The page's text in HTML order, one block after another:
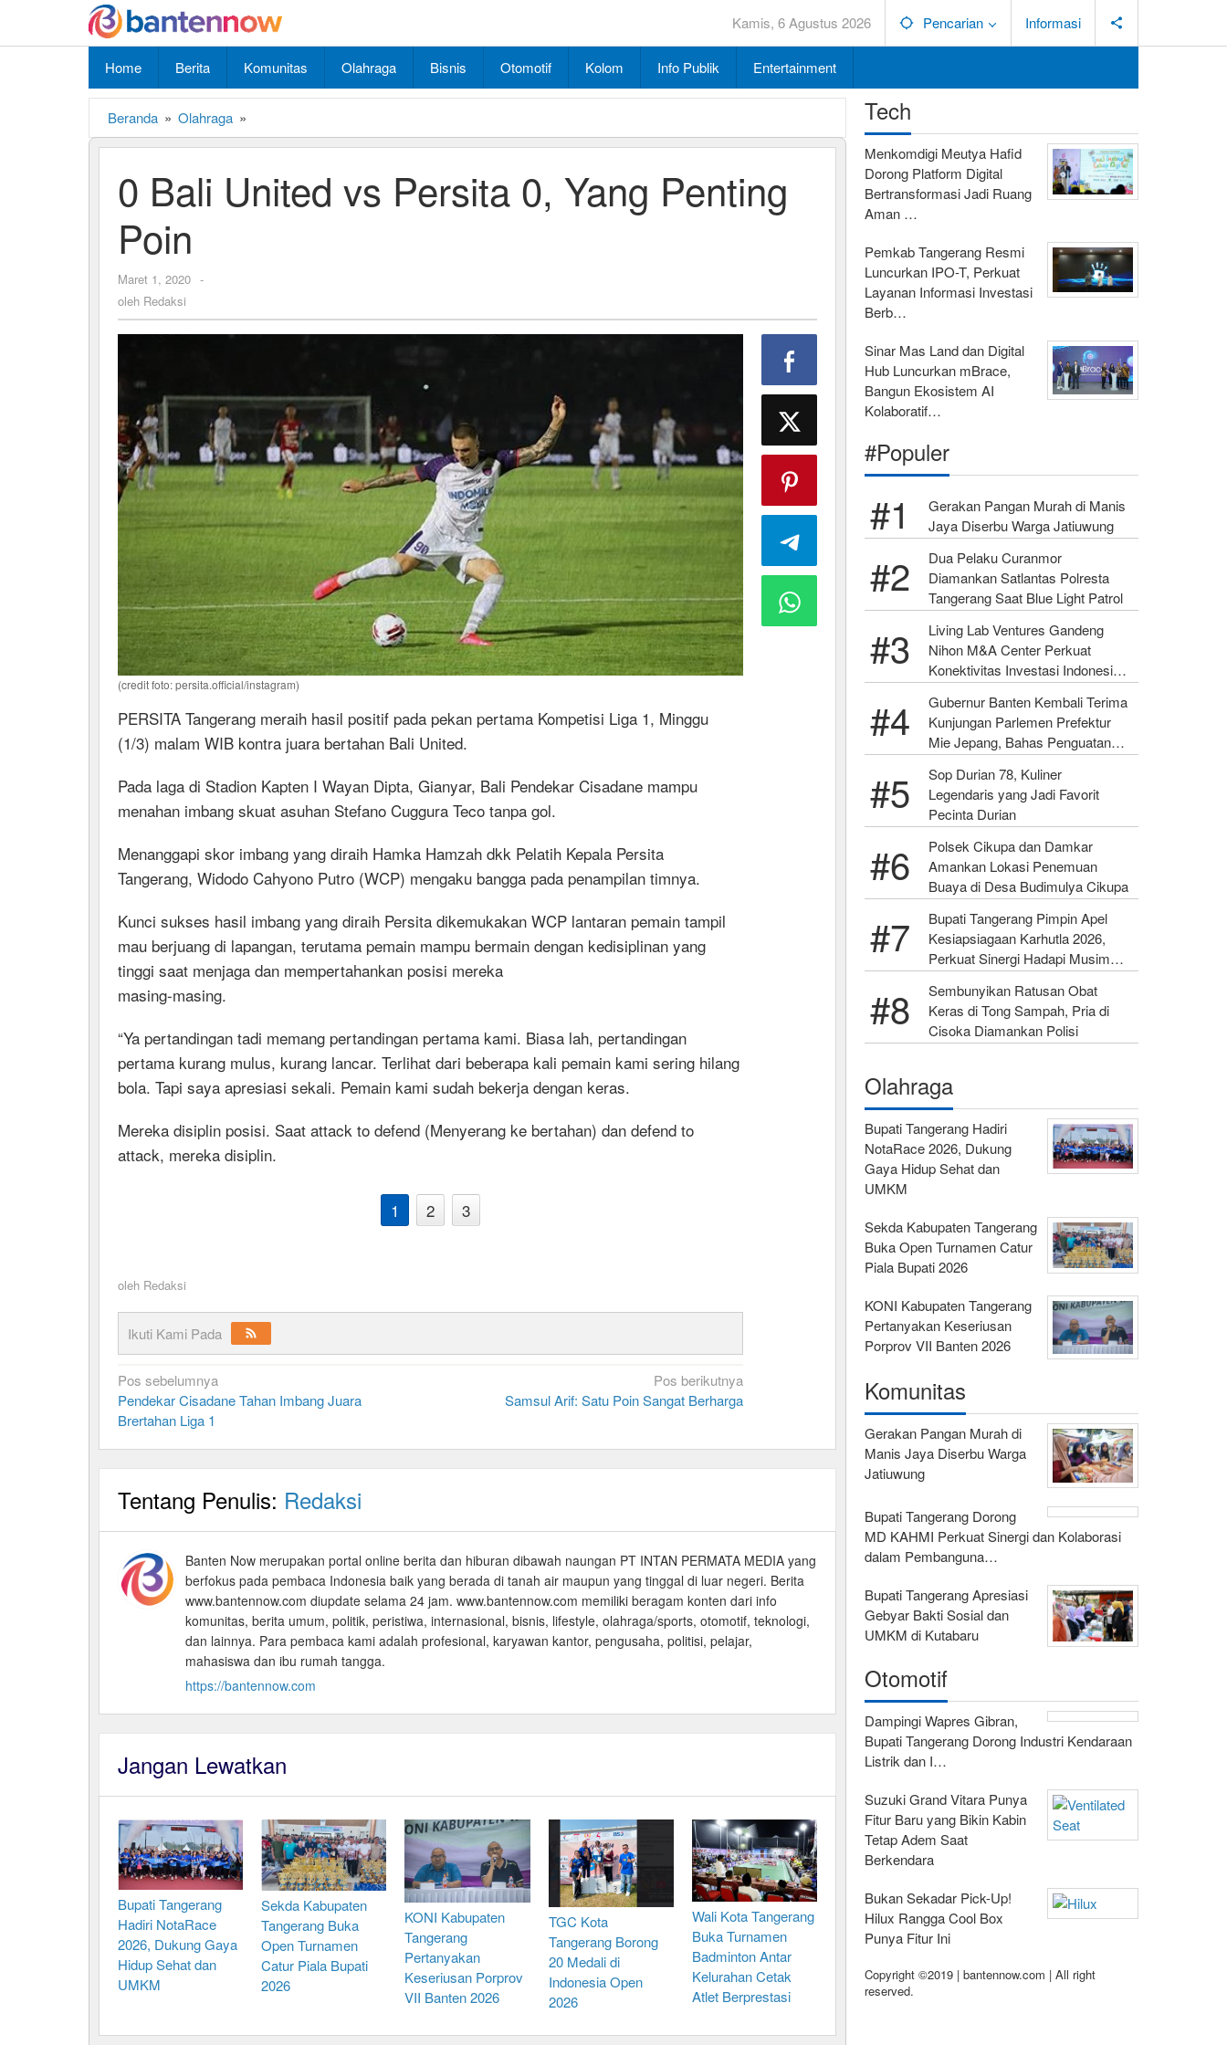
konten
Kamis, 6 Agustus 2026 Pencarian Informasi
Home Berita Komunitas Olahraga Bisnis Otomotif Kolom Info Publik Entertainment
Beranda » Olahraga »
Bali
Persita
0 Bali United vs Persita 0, Yang Penting
Poin
Maret 1, 2020 oleh
-
oleh Redaksi
(credit foto: persita.official/instagram)
PERSITA Tangerang meraih hasil positif pada pekan pertama Kompetisi Liga 1, Minggu
(1/3) malam WIB kontra juara bertahan Bali United.
Pada laga di Stadion Kapten I Wayan Dipta, Gianyar, Bali Pendekar Cisadane mampu
menahan imbang skuat asuhan Stefano Cuggura Teco tanpa gol.
Menanggapi skor imbang yang diraih Hamka Hamzah dkk Pelatih Kepala Persita
Tangerang, Widodo Cahyono Putro (WCP) mengaku bangga pada penampilan timnya.
Kunci sukses hasil imbang yang diraih Persita dikemukakan WCP lantaran pemain tampil
mau berjuang di lapangan, terutama pemain mampu bermain dengan kedisiplinan yang
tinggi saat menjaga dan mempertahankan posisi mereka
masing-masing.
“Ya pertandingan tadi memang pertandingan pertama kami. Biasa lah, pertandingan
pertama kurang mulus, kurang lancar. Terlihat dari beberapa kali pemain kami sering hilang
bola. Tapi saya apresiasi sekali. Pemain kami sudah bekerja dengan keras.
Mereka disiplin posisi. Saat attack to defend (Menyerang ke bertahan) dan defend to
attack, mereka disiplin.
1 2 3
oleh Redaksi
Ikuti Kami Pada
Navigasi
pos
Pos sebelumnya
Pendekar Cisadane Tahan Imbang Juara
Brertahan Liga 1
Pos berikutnya
Samsul Arif: Satu Poin Sangat Berharga
Tentang Penulis: Redaksi
Banten Now merupakan portal online berita dan hiburan dibawah naungan PT INTAN PERMATA MEDIA yang
berfokus pada pembaca Indonesia baik yang berada di tanah air maupun yang tinggal di luar negeri. Berita
www.bantennow.com diupdate selama 24 jam. www.bantennow.com memiliki beragam konten dari info
komunitas, berita umum, politik, peristiwa, internasional, bisnis, lifestyle, olahraga/sports, otomotif, teknologi,
dan lainnya. Para pembaca kami adalah profesional, karyawan kantor, pengusaha, politisi, pelajar,
mahasiswa dan ibu rumah tangga.
https://bantennow.com
Jangan Lewatkan
Bupati Tangerang
Hadiri NotaRace
2026, Dukung Gaya
Hidup Sehat dan
UMKM
Sekda Kabupaten
Tangerang Buka
Open Turnamen
Catur Piala Bupati
2026
KONI Kabupaten
Tangerang
Pertanyakan
Keseriusan Porprov
VII Banten 2026
TGC Kota
Tangerang Borong
20 Medali di
Indonesia Open
2026
Wali Kota Tangerang
Buka Turnamen
Badminton Antar
Kelurahan Cetak
Atlet Berprestasi
Tech
Menkomdigi Meutya Hafid
Dorong Platform Digital
Bertransformasi Jadi Ruang
Aman …
Pemkab Tangerang Resmi
Luncurkan IPO-T, Perkuat
Layanan Informasi Investasi
Berb…
Sinar Mas Land dan Digital
Hub Luncurkan mBrace,
Bangun Ekosistem AI
Kolaboratif…
#Populer
Gerakan Pangan Murah di Manis
Jaya Diserbu Warga Jatiuwung
Dua Pelaku Curanmor
Diamankan Satlantas Polresta
Tangerang Saat Blue Light Patrol
Living Lab Ventures Gandeng
Nihon M&A Center Perkuat
Konektivitas Investasi Indonesia–
Gubernur Banten Kembali Terima
Kunjungan Parlemen Prefektur
Mie Jepang, Bahas Penguatan
Sop Durian 78, Kuliner
Legendaris yang Jadi Favorit
Pecinta Durian
Polsek Cikupa dan Damkar
Amankan Lokasi Penemuan
Buaya di Desa Budimulya Cikupa
Bupati Tangerang Pimpin Apel
Kesiapsiagaan Karhutla 2026,
Perkuat Sinergi Hadapi Musim
Sembunyikan Ratusan Obat
Keras di Tong Sampah, Pria di
Cisoka Diamankan Polisi
Olahraga
Bupati Tangerang Hadiri
NotaRace 2026, Dukung
Gaya Hidup Sehat dan
UMKM
Sekda Kabupaten Tangerang
Buka Open Turnamen Catur
Piala Bupati 2026
KONI Kabupaten Tangerang
Pertanyakan Keseriusan
Porprov VII Banten 2026
Komunitas
Gerakan Pangan Murah di
Manis Jaya Diserbu Warga
Jatiuwung
Bupati Tangerang Dorong
MD KAHMI Perkuat Sinergi dan Kolaborasi
dalam Pembanguna…
Bupati Tangerang Apresiasi
Gebyar Bakti Sosial dan
UMKM di Kutabaru
Otomotif
Dampingi Wapres Gibran,
Bupati Tangerang Dorong Industri Kendaraan
Listrik dan I…
Suzuki Grand Vitara Punya
Fitur Baru yang Bikin Kabin
Tetap Adem Saat
Berkendara
Bukan Sekadar Pick-Up!
Hilux Rangga Cool Box
Punya Fitur Ini
Copyright ©2019 | bantennow.com | All right
reserved.